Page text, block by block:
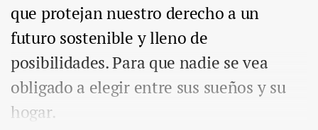
que protejan nuestro derecho a un
futuro sostenible y lleno de
posibilidades. Para que nadie se vea
obligado a elegir entre sus sueños y su
hogar.